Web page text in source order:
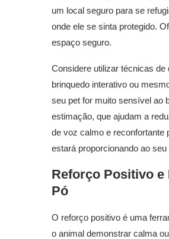
um local seguro para se
onde ele se sinta protegido.
espaço seguro.
Considere utilizar técnicas
brinquedo interativo ou
seu pet for muito sensível ao
estimação, que ajudam a
de voz calmo e reconfortante
estará proporcionando ao
Reforço Positivo e
Pó
O reforço positivo é uma
o animal demonstrar calma